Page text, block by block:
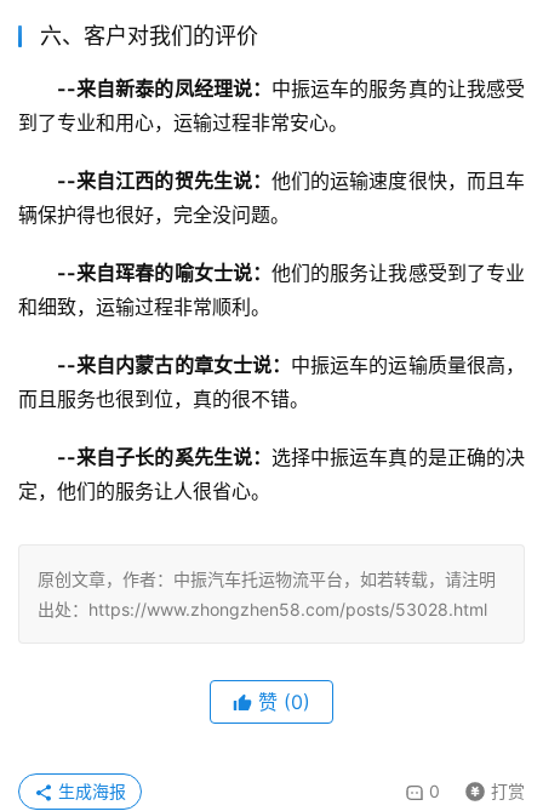
六、客户对我们的评价
--来自新泰的凤经理说： 中振运车的服务真的让我感受
到了专业和用心，运输过程非常安心。
--来自江西的贺先生说： 他们的运输速度很快，而且车
辆保护得也很好，完全没问题。
--来自珲春的喻女士说： 他们的服务让我感受到了专业
和细致，运输过程非常顺利。
--来自内蒙古的章女士说： 中振运车的运输质量很高，
而且服务也很到位，真的很不错。
--来自子长的奚先生说： 选择中振运车真的是正确的决
定，他们的服务让人很省心。
原创文章，作者：中振汽车托运物流平台，如若转载，请注明
出处：https://www.zhongzhen58.com/posts/53028.html
赞 (0)
0 打赏
生成海报